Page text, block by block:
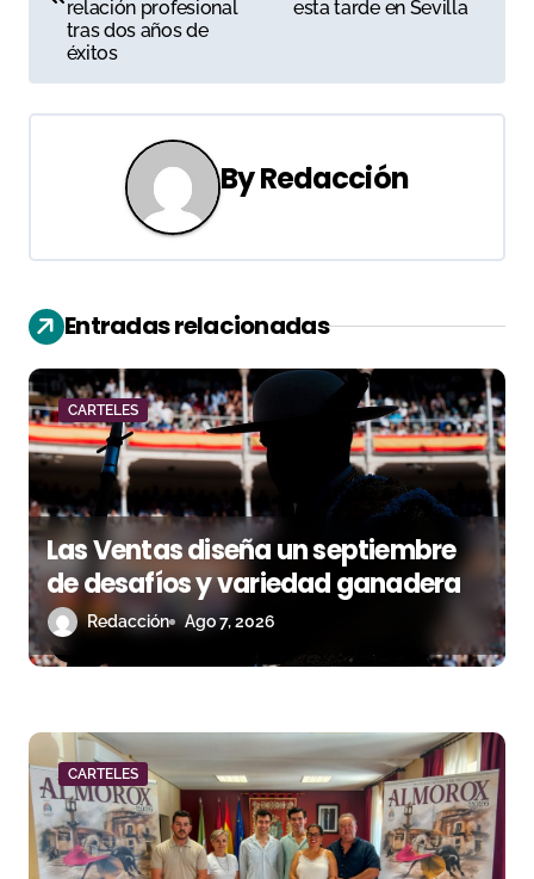
e
g
i
ó
n
d
e
e
n
t
r
d
a
s
relación profesional
tras dos años de
éxitos
esta tarde en Sevilla
ByRedacción
Entradas relacionadas
CARTELES
Las Ventas diseña un septiembre
de desafíos y variedad ganadera
Redacción Ago 7, 2026
CARTELES